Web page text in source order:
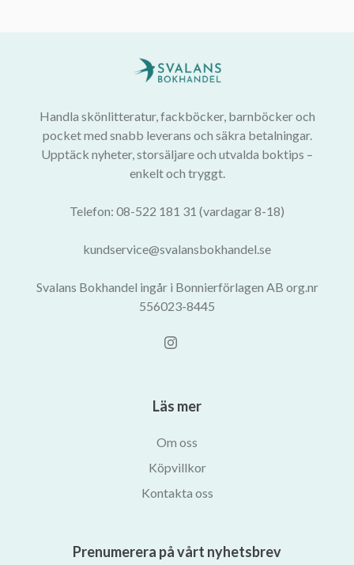
Handla skönlitteratur, fackböcker, barnböcker och
pocket med snabb leverans och säkra betalningar.
Upptäck nyheter, storsäljare och utvalda boktips –
enkelt och tryggt.
Telefon: 08-522 181 31 (vardagar 8-18)
kundservice@svalansbokhandel.se
Svalans Bokhandel ingår i Bonnierförlagen AB org.nr
556023-8445
Läs mer
Om oss
Köpvillkor
Kontakta oss
Prenumerera på vårt nyhetsbrev